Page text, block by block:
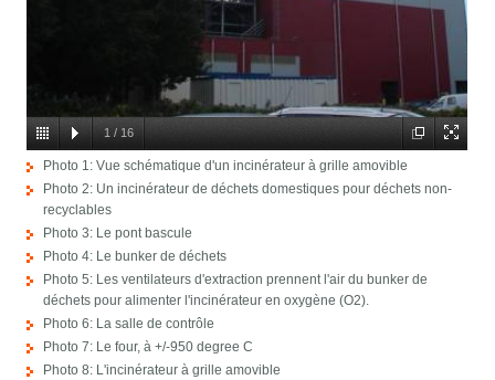
1 / 16
Photo 1: Vue schématique d'un incinérateur à grille amovible
Photo 2: Un incinérateur de déchets domestiques pour déchets non-
recyclables
Photo 3: Le pont bascule
Photo 4: Le bunker de déchets
Photo 5: Les ventilateurs d'extraction prennent l'air du bunker de
déchets pour alimenter l'incinérateur en oxygène (O2).
Photo 6: La salle de contrôle
Photo 7: Le four, à +/-950 degree C
Photo 8: L'incinérateur à grille amovible